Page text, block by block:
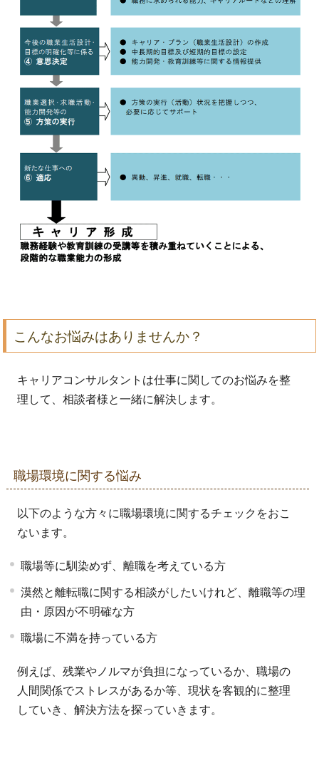
こんなお悩みはありませんか？
キャリアコンサルタントは仕事に関してのお悩みを整
理して、相談者様と一緒に解決します。
職場環境に関する悩み
以下のような方々に職場環境に関するチェックをおこ
ないます。
職場等に馴染めず、離職を考えている方
漠然と離転職に関する相談がしたいけれど、離職等の理
由・原因が不明確な方
職場に不満を持っている方
例えば、残業やノルマが負担になっているか、職場の
人間関係でストレスがあるか等、現状を客観的に整理
していき、解決方法を探っていきます。